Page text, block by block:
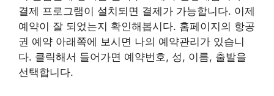
결제 프로그램이 설치되면 결제가 가능합니다. 이제
예약이 잘 되었는지 확인해봅시다. 홈페이지의 항공
권 예약 아래쪽에 보시면 나의 예약관리가 있습니
다. 클릭해서 들어가면 예약번호, 성, 이름, 출발을
선택합니다.